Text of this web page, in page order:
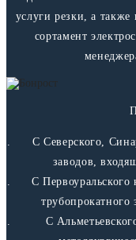
услуги резки, а
сортамент
С Северского,
заводов,
С Первоуральского
С